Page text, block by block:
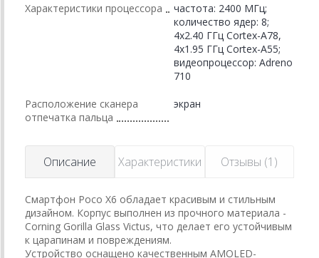
Характеристики процессора
частота: 2400 МГц;
количество ядер: 8;
4x2.40 ГГц Cortex-A78,
4x1.95 ГГц Cortex-A55;
видеопроцессор: Adreno
710
Расположение сканера
отпечатка пальца
экран
Описание Характеристики Отзывы (1)
Смартфон Poco X6 обладает красивым и стильным
дизайном. Корпус выполнен из прочного материала -
Corning Gorilla Glass Victus, что делает его устойчивым
к царапинам и повреждениям.
Устройство оснащено качественным AMOLED-